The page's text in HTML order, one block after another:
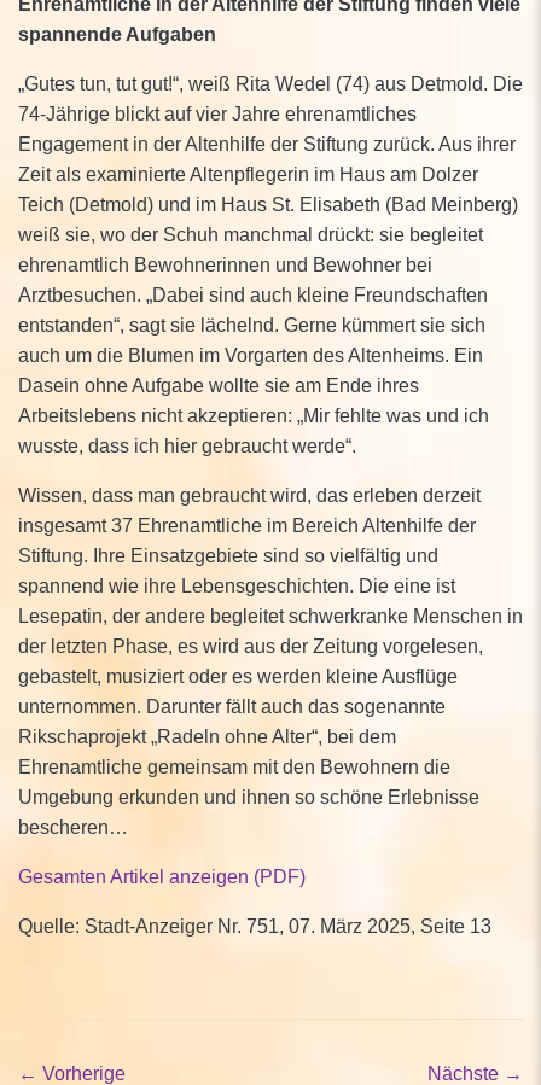
spannende Aufgaben
„Gutes tun, tut gut!“, weiß Rita Wedel (74) aus Detmold. Die
74-Jährige blickt auf vier Jahre ehrenamtliches
Engagement in der Altenhilfe der Stiftung zurück. Aus ihrer
Zeit als examinierte Altenpflegerin im Haus am Dolzer
Teich (Detmold) und im Haus St. Elisabeth (Bad Meinberg)
weiß sie, wo der Schuh manchmal drückt: sie begleitet
ehrenamtlich Bewohnerinnen und Bewohner bei
Arztbesuchen. „Dabei sind auch kleine Freundschaften
entstanden“, sagt sie lächelnd. Gerne kümmert sie sich
auch um die Blumen im Vorgarten des Altenheims. Ein
Dasein ohne Aufgabe wollte sie am Ende ihres
Arbeitslebens nicht akzeptieren: „Mir fehlte was und ich
wusste, dass ich hier gebraucht werde“.
Wissen, dass man gebraucht wird, das erleben derzeit
insgesamt 37 Ehrenamtliche im Bereich Altenhilfe der
Stiftung. Ihre Einsatzgebiete sind so vielfältig und
spannend wie ihre Lebensgeschichten. Die eine ist
Lesepatin, der andere begleitet schwerkranke Menschen in
der letzten Phase, es wird aus der Zeitung vorgelesen,
gebastelt, musiziert oder es werden kleine Ausflüge
unternommen. Darunter fällt auch das sogenannte
Rikschaprojekt „Radeln ohne Alter“, bei dem
Ehrenamtliche gemeinsam mit den Bewohnern die
Umgebung erkunden und ihnen so schöne Erlebnisse
bescheren…
Gesamten Artikel anzeigen (PDF)
Quelle: Stadt-Anzeiger Nr. 751, 07. März 2025, Seite 13
← Vorherige Nächste →